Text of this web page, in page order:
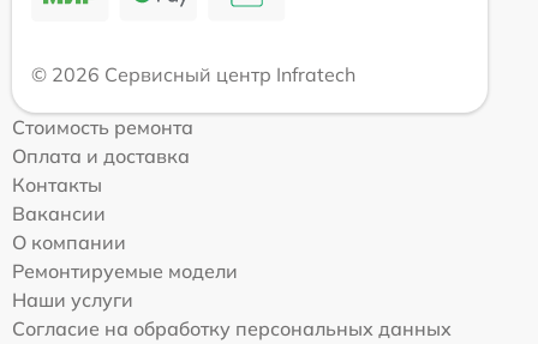
© 2026 Сервисный центр Infratech
Стоимость ремонта
Оплата и доставка
Контакты
Вакансии
О компании
Ремонтируемые модели
Наши услуги
Согласие на обработку персональных данных